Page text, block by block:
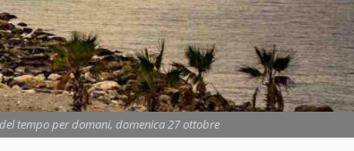
tempo per domani, domenica 27 ottobre